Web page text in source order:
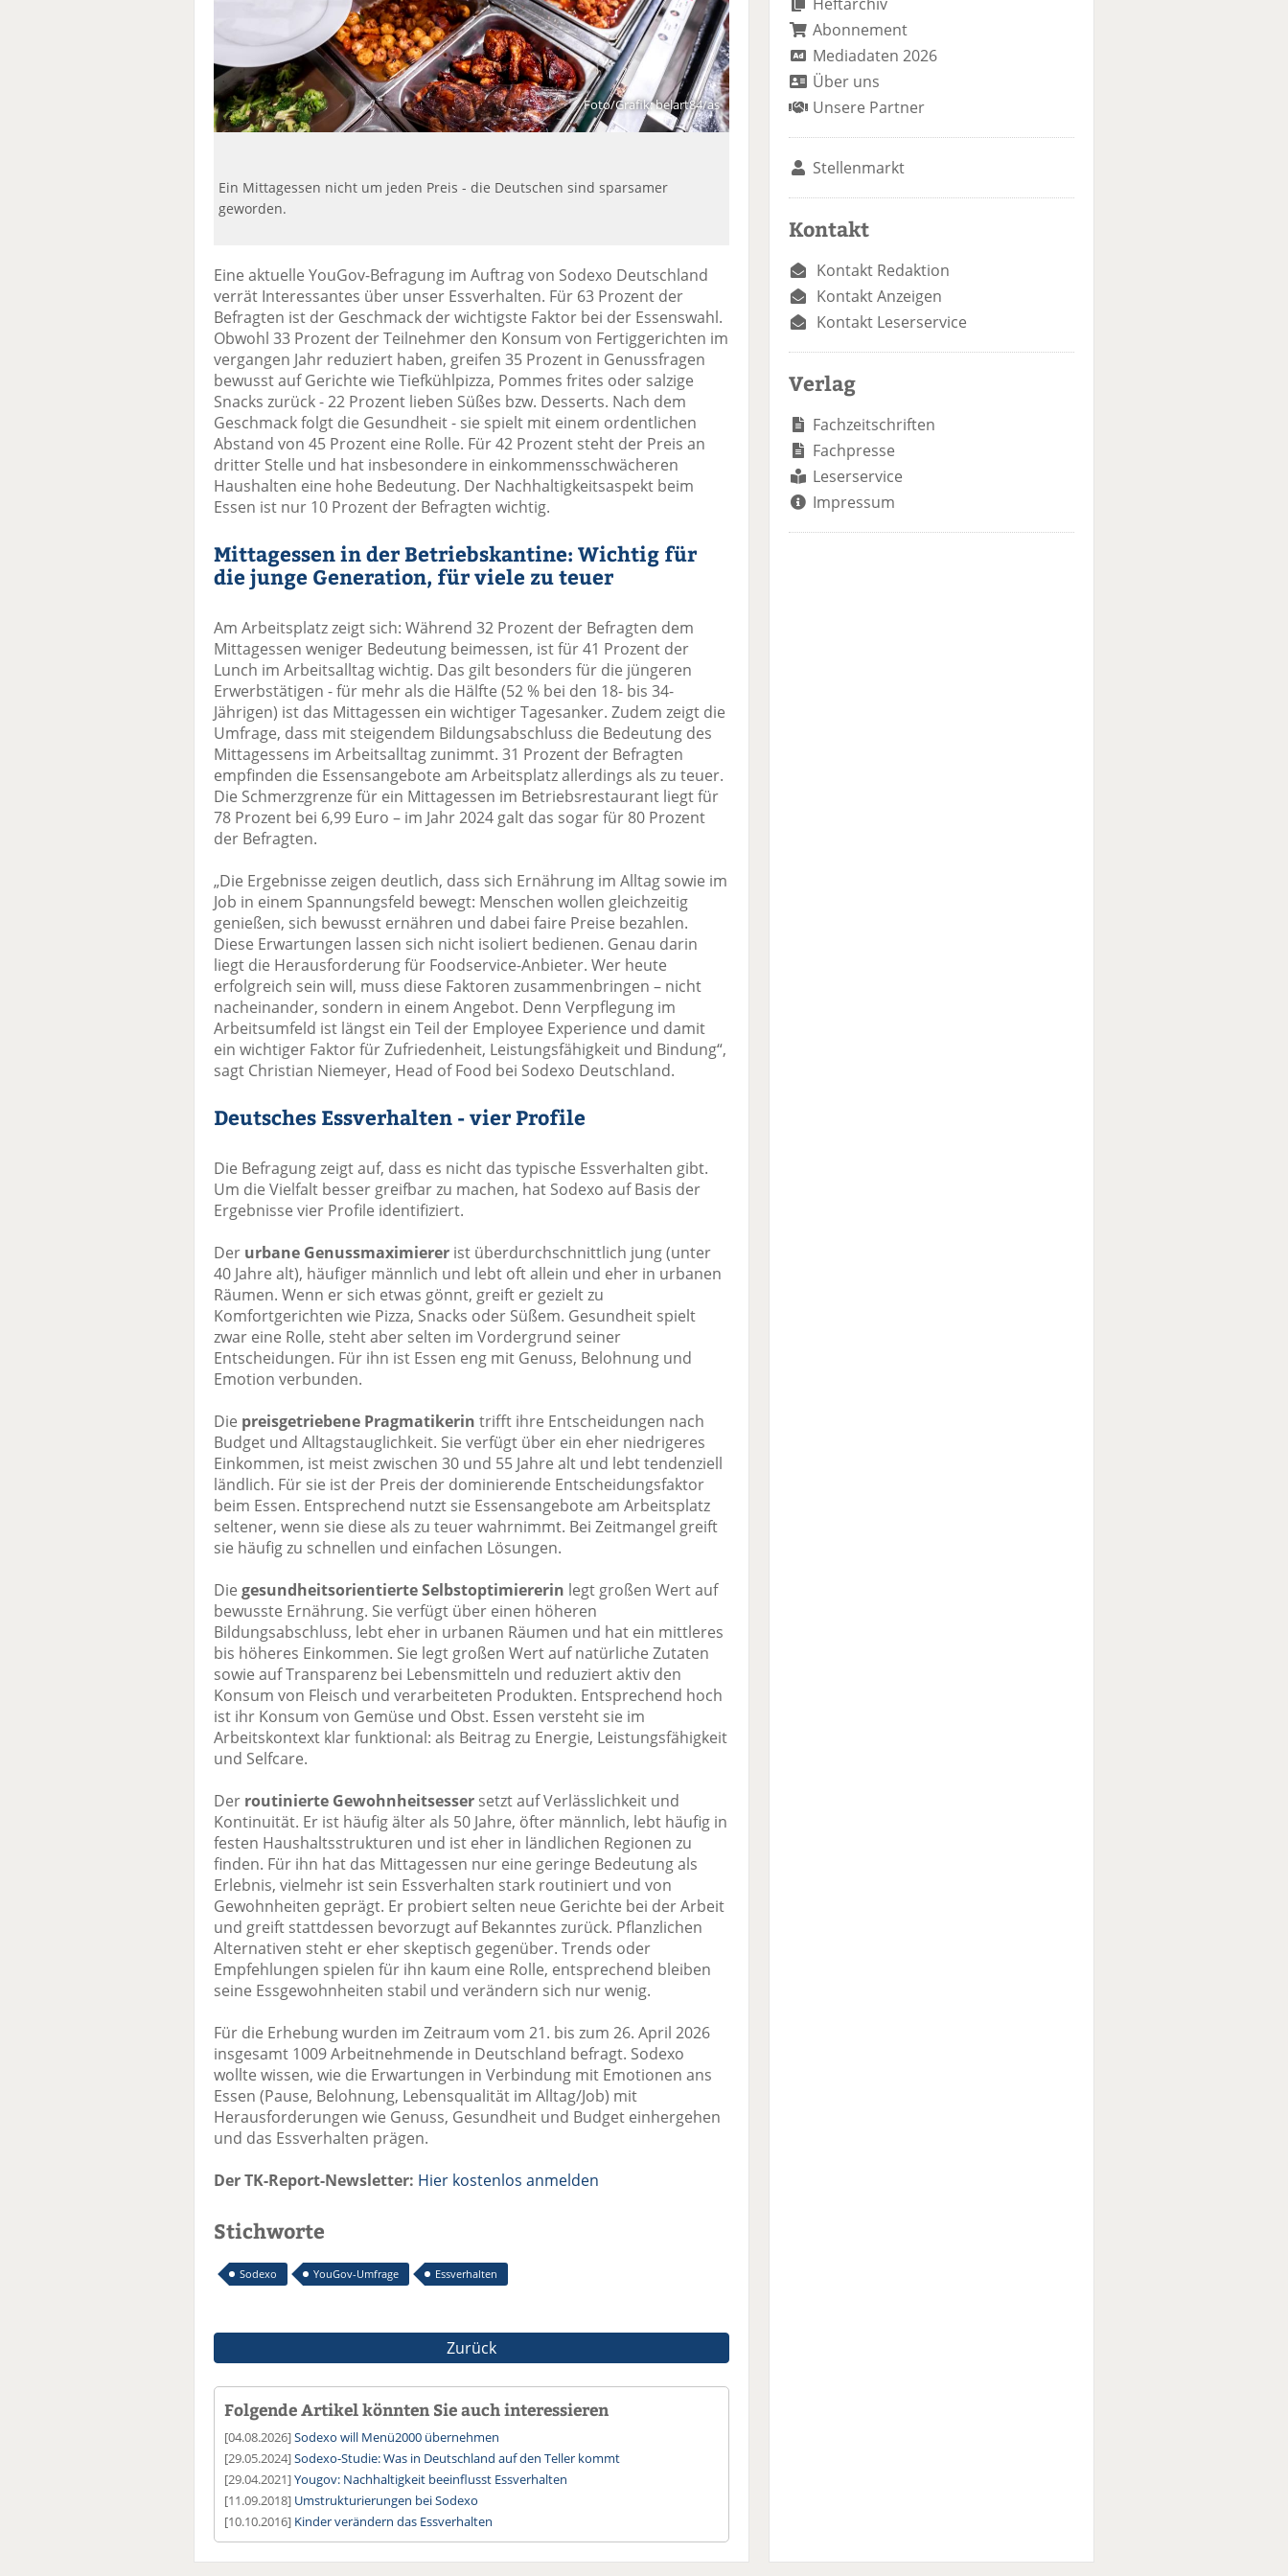
Foto/Grafik: belart84/as
Ein Mittagessen nicht um jeden Preis - die Deutschen sind sparsamer
geworden.
Eine aktuelle YouGov-Befragung im Auftrag von Sodexo Deutschland
verrät Interessantes über unser Essverhalten. Für 63 Prozent der
Befragten ist der Geschmack der wichtigste Faktor bei der Essenswahl.
Obwohl 33 Prozent der Teilnehmer den Konsum von Fertiggerichten im
vergangen Jahr reduziert haben, greifen 35 Prozent in Genussfragen
bewusst auf Gerichte wie Tiefkühlpizza, Pommes frites oder salzige
Snacks zurück - 22 Prozent lieben Süßes bzw. Desserts. Nach dem
Geschmack folgt die Gesundheit - sie spielt mit einem ordentlichen
Abstand von 45 Prozent eine Rolle. Für 42 Prozent steht der Preis an
dritter Stelle und hat insbesondere in einkommensschwächeren
Haushalten eine hohe Bedeutung. Der Nachhaltigkeitsaspekt beim
Essen ist nur 10 Prozent der Befragten wichtig.
Mittagessen in der Betriebskantine: Wichtig für
die junge Generation, für viele zu teuer
Am Arbeitsplatz zeigt sich: Während 32 Prozent der Befragten dem
Mittagessen weniger Bedeutung beimessen, ist für 41 Prozent der
Lunch im Arbeitsalltag wichtig. Das gilt besonders für die jüngeren
Erwerbstätigen - für mehr als die Hälfte (52 % bei den 18- bis 34-
Jährigen) ist das Mittagessen ein wichtiger Tagesanker. Zudem zeigt die
Umfrage, dass mit steigendem Bildungsabschluss die Bedeutung des
Mittagessens im Arbeitsalltag zunimmt. 31 Prozent der Befragten
empfinden die Essensangebote am Arbeitsplatz allerdings als zu teuer.
Die Schmerzgrenze für ein Mittagessen im Betriebsrestaurant liegt für
78 Prozent bei 6,99 Euro – im Jahr 2024 galt das sogar für 80 Prozent
der Befragten.
„Die Ergebnisse zeigen deutlich, dass sich Ernährung im Alltag sowie im
Job in einem Spannungsfeld bewegt: Menschen wollen gleichzeitig
genießen, sich bewusst ernähren und dabei faire Preise bezahlen.
Diese Erwartungen lassen sich nicht isoliert bedienen. Genau darin
liegt die Herausforderung für Foodservice-Anbieter. Wer heute
erfolgreich sein will, muss diese Faktoren zusammenbringen – nicht
nacheinander, sondern in einem Angebot. Denn Verpflegung im
Arbeitsumfeld ist längst ein Teil der Employee Experience und damit
ein wichtiger Faktor für Zufriedenheit, Leistungsfähigkeit und Bindung“,
sagt Christian Niemeyer, Head of Food bei Sodexo Deutschland.
Deutsches Essverhalten - vier Profile
Die Befragung zeigt auf, dass es nicht das typische Essverhalten gibt.
Um die Vielfalt besser greifbar zu machen, hat Sodexo auf Basis der
Ergebnisse vier Profile identifiziert.
Der urbane Genussmaximierer ist überdurchschnittlich jung (unter
40 Jahre alt), häufiger männlich und lebt oft allein und eher in urbanen
Räumen. Wenn er sich etwas gönnt, greift er gezielt zu
Komfortgerichten wie Pizza, Snacks oder Süßem. Gesundheit spielt
zwar eine Rolle, steht aber selten im Vordergrund seiner
Entscheidungen. Für ihn ist Essen eng mit Genuss, Belohnung und
Emotion verbunden.
Die preisgetriebene Pragmatikerin trifft ihre Entscheidungen nach
Budget und Alltagstauglichkeit. Sie verfügt über ein eher niedrigeres
Einkommen, ist meist zwischen 30 und 55 Jahre alt und lebt tendenziell
ländlich. Für sie ist der Preis der dominierende Entscheidungsfaktor
beim Essen. Entsprechend nutzt sie Essensangebote am Arbeitsplatz
seltener, wenn sie diese als zu teuer wahrnimmt. Bei Zeitmangel greift
sie häufig zu schnellen und einfachen Lösungen.
Die gesundheitsorientierte Selbstoptimiererin legt großen Wert auf
bewusste Ernährung. Sie verfügt über einen höheren
Bildungsabschluss, lebt eher in urbanen Räumen und hat ein mittleres
bis höheres Einkommen. Sie legt großen Wert auf natürliche Zutaten
sowie auf Transparenz bei Lebensmitteln und reduziert aktiv den
Konsum von Fleisch und verarbeiteten Produkten. Entsprechend hoch
ist ihr Konsum von Gemüse und Obst. Essen versteht sie im
Arbeitskontext klar funktional: als Beitrag zu Energie, Leistungsfähigkeit
und Selfcare.
Der routinierte Gewohnheitsesser setzt auf Verlässlichkeit und
Kontinuität. Er ist häufig älter als 50 Jahre, öfter männlich, lebt häufig in
festen Haushaltsstrukturen und ist eher in ländlichen Regionen zu
finden. Für ihn hat das Mittagessen nur eine geringe Bedeutung als
Erlebnis, vielmehr ist sein Essverhalten stark routiniert und von
Gewohnheiten geprägt. Er probiert selten neue Gerichte bei der Arbeit
und greift stattdessen bevorzugt auf Bekanntes zurück. Pflanzlichen
Alternativen steht er eher skeptisch gegenüber. Trends oder
Empfehlungen spielen für ihn kaum eine Rolle, entsprechend bleiben
seine Essgewohnheiten stabil und verändern sich nur wenig.
Für die Erhebung wurden im Zeitraum vom 21. bis zum 26. April 2026
insgesamt 1009 Arbeitnehmende in Deutschland befragt. Sodexo
wollte wissen, wie die Erwartungen in Verbindung mit Emotionen ans
Essen (Pause, Belohnung, Lebensqualität im Alltag/Job) mit
Herausforderungen wie Genuss, Gesundheit und Budget einhergehen
und das Essverhalten prägen.
Der TK-Report-Newsletter: Hier kostenlos anmelden
Stichworte
Sodexo YouGov-Umfrage Essverhalten
Zurück
Folgende Artikel könnten Sie auch interessieren
[04.08.2026]Sodexo will Menü2000 übernehmen
[29.05.2024]Sodexo-Studie: Was in Deutschland auf den Teller kommt
[29.04.2021]Yougov: Nachhaltigkeit beeinflusst Essverhalten
[11.09.2018] Umstrukturierungen bei Sodexo
[10.10.2016] Kinder verändern das Essverhalten
Abonnement
Mediadaten 2026
Über uns
Unsere Partner
Stellenmarkt
Kontakt
Kontakt Redaktion
Kontakt Anzeigen
Kontakt Leserservice
Verlag
Fachzeitschriften
Fachpresse
Leserservice
Impressum